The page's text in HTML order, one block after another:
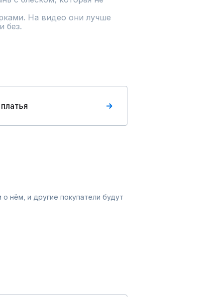
На видео они лучше
без.
нём, и другие покупатели будут